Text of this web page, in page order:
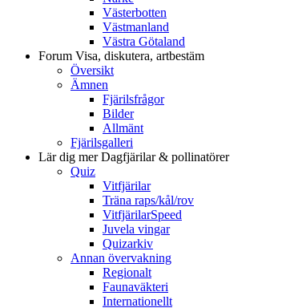
Västerbotten
Västmanland
Västra Götaland
Forum Visa, diskutera, artbestäm
Översikt
Ämnen
Fjärilsfrågor
Bilder
Allmänt
Fjärilsgalleri
Lär dig merDagfjärilar & pollinatörer
Quiz
Vitfjärilar
Träna raps/kål/rov
VitfjärilarSpeed
Juvela vingar
Quizarkiv
Annan övervakning
Regionalt
Faunaväkteri
Internationellt